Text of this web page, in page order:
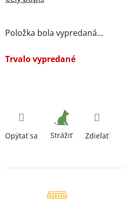
Trvalo vypredané
Položka bola vypredaná…
Opýtať sa Strážiť Zdieľať